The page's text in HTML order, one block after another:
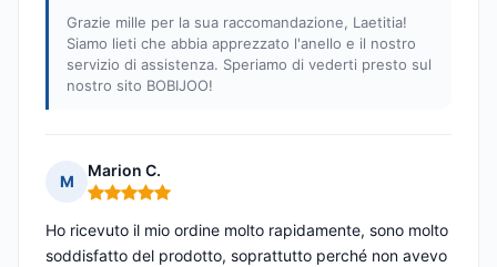
Grazie mille per la sua raccomandazione, Laetitia!
Siamo lieti che abbia apprezzato l'anello e il nostro
servizio di assistenza. Speriamo di vederti presto sul
nostro sito BOBIJOO!
M
Marion C.
Nota: 5 su 5
Ho ricevuto il mio ordine molto rapidamente, sono molto
soddisfatto del prodotto, soprattutto perché non avevo